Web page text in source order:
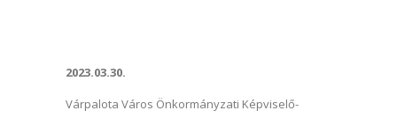
2023.03.30.
Várpalota Város Önkormányzati Képviselő-